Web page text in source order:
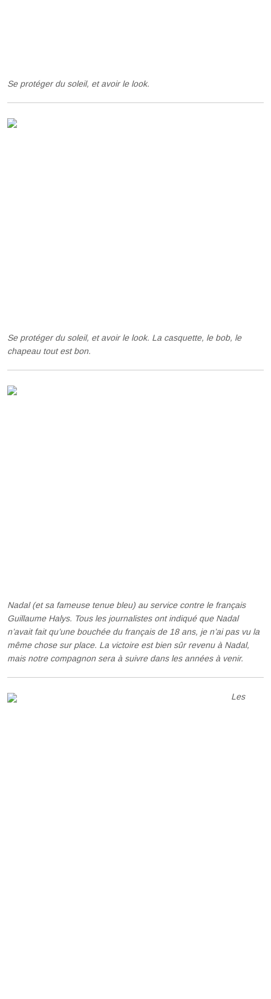
Se protéger du soleil, et avoir le look.
Se protéger du soleil, et avoir le look. La casquette, le bob, le
chapeau tout est bon.
Nadal (et sa fameuse tenue bleu) au service contre le français
Guillaume Halys. Tous les journalistes ont indiqué que Nadal
n’avait fait qu’une bouchée du français de 18 ans, je n’ai pas vu la
même chose sur place. La victoire est bien sûr revenu à Nadal,
mais notre compagnon sera à suivre dans les années à venir.
Les